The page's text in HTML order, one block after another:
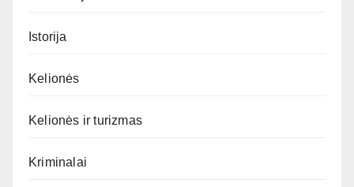
Istorija
Kelionės
Kelionės ir turizmas
Kriminalai